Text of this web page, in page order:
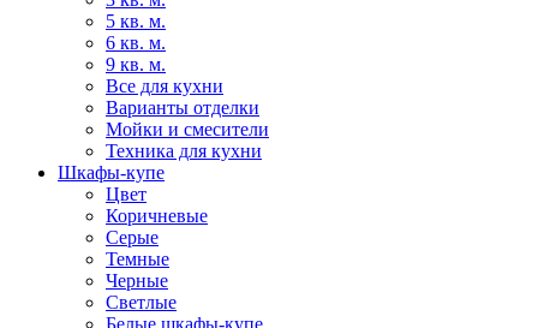
5 кв. м.
6 кв. м.
9 кв. м.
Все для кухни
Варианты отделки
Мойки и смесители
Техника для кухни
Шкафы-купе
Цвет
Коричневые
Серые
Темные
Черные
Светлые
Белые шкафы-купе